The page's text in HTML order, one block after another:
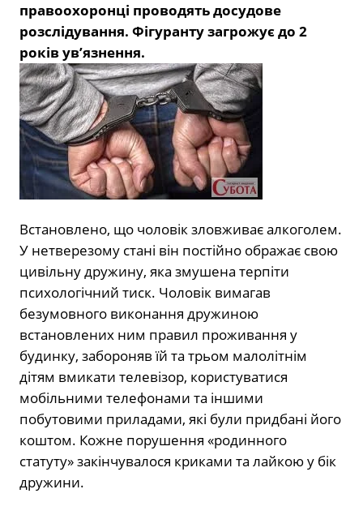
правоохоронці проводять досудове
розслідування. Фігуранту загрожує до 2
років ув’язнення.
Встановлено, що чоловік зловживає алкоголем.
У нетверезому стані він постійно ображає свою
цивільну дружину, яка змушена терпіти
психологічний тиск. Чоловік вимагав
безумовного виконання дружиною
встановлених ним правил проживання у
будинку, забороняв їй та трьом малолітнім
дітям вмикати телевізор, користуватися
мобільними телефонами та іншими
побутовими приладами, які були придбані його
коштом. Кожне порушення «родинного
статуту» закінчувалося криками та лайкою у бік
дружини.